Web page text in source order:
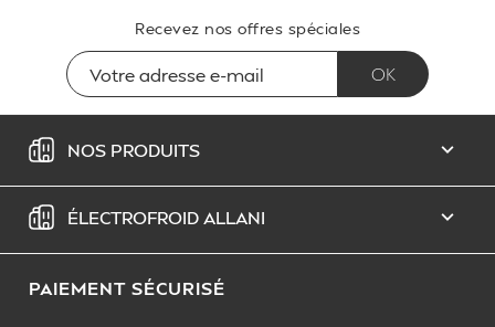
Recevez nos offres spéciales
NOS PRODUITS 
ÉLECTROFROID ALLANI 
PAIEMENT SÉCURISÉ